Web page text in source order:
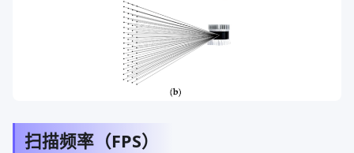
扫描频率（FPS）